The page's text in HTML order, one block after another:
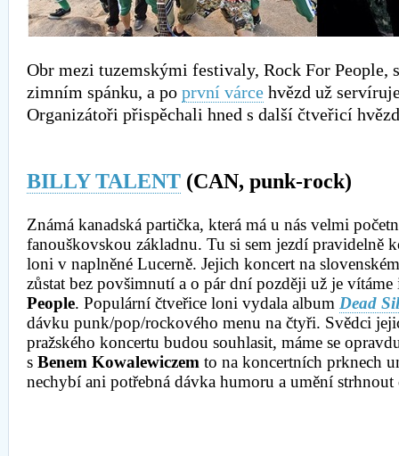
Obr mezi tuzemskými festivaly, Rock For People,
zimním spánku, a po první várce hvězd už
Organizátoři přispěchali hned s další čtveřicí
BILLY TALENT (CAN, punk-rock)
Známá kanadská partička, která má u nás velmi
fanouškovskou základnu. Tu si sem jezdí pravidelně
loni v naplněné Lucerně. Jejich koncert na
zůstat bez povšimnutí a o pár dní později už je
People. Populární čtveřice loni vydala album Dead
dávku punk/pop/rockového menu na čtyři. Svědci
pražského koncertu budou souhlasit, máme se
s Benem Kowalewiczem to na koncertních prknech
nechybí ani potřebná dávka humoru a umění